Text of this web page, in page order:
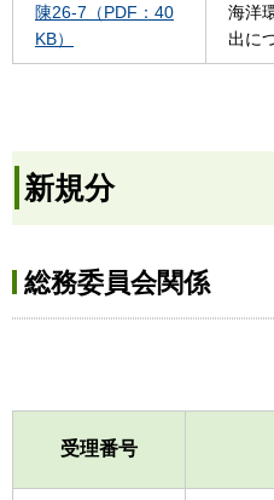
陳26-7（PDF：40
KB）
海洋
出に
新規分
総務委員会関係
受理番号